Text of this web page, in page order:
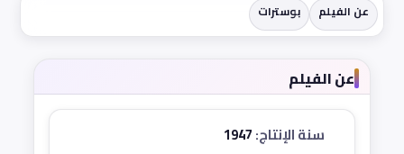
عن الفيلم بوسترات
عن الفيلم
سنة الإنتاج: